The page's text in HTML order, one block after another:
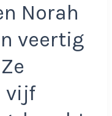
Norah
veertig
vijf